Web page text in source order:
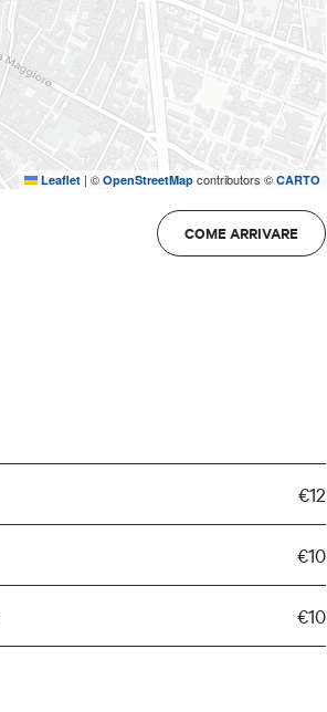
Leaflet | ©OpenStreetMap contributors ©CARTO
COME ARRIVARE
€12
€10
€10